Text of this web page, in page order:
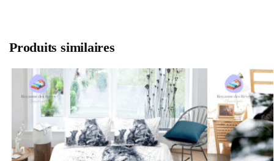
Produits similaires